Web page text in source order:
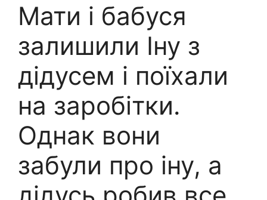
Мати і бабуся
залишили Іну з
дідусем і поїхали
на заробітки.
Однак вони
забули про іну, а